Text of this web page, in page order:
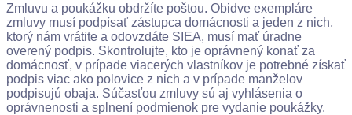
Zmluvu a poukážku obdržíte poštou. Obidve exempláre
zmluvy musí podpísať zástupca domácnosti a jeden z nich,
ktorý nám vrátite a odovzdáte SIEA, musí mať úradne
overený podpis. Skontrolujte, kto je oprávnený konať za
domácnosť, v prípade viacerých vlastníkov je potrebné získať
podpis viac ako polovice z nich a v prípade manželov
podpisujú obaja. Súčasťou zmluvy sú aj vyhlásenia o
oprávnenosti a splnení podmienok pre vydanie poukážky.